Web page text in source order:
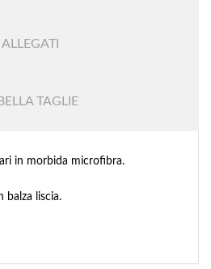
ALLEGATI
TAGLIE
in morbida microfibra.
balza liscia.